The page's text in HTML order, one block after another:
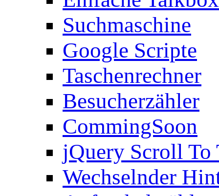
Suchmaschine
Google Scripte
Taschenrechner
Besucherzähler
CommingSoon
jQuery Scroll To
Wechselnder